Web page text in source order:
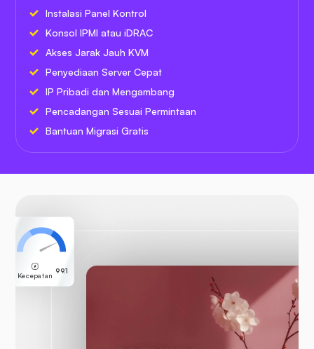
Instalasi Panel Kontrol
Konsol IPMI atau iDRAC
Akses Jarak Jauh KVM
Penyediaan Server Cepat
IP Pribadi dan Mengambang
Pencadangan Sesuai Permintaan
Bantuan Migrasi Gratis
Kecepatan
99.1